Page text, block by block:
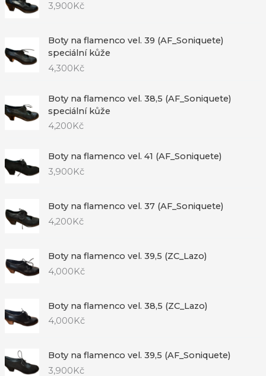
3,900 Kč
Boty na flamenco vel. 39 (AF_Soniquete)
speciální kůže
4,300Kč
Boty na flamenco vel. 38,5 (AF_Soniquete)
speciální kůže
4,200 Kč
Boty na flamenco vel. 41 (AF_Soniquete)
3,900Kč
Boty na flamenco vel. 37 (AF_Soniquete)
4,200Kč
Boty na flamenco vel. 39,5 (ZC_Lazo)
4,000Kč
Boty na flamenco vel. 38,5 (ZC_Lazo)
4,000 Kč
Boty na flamenco vel. 39,5 (AF_Soniquete)
3,900Kč